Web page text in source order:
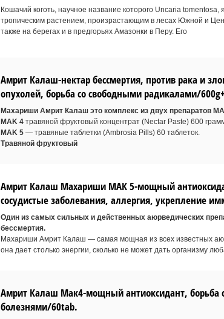
Кошачий коготь, научное название которого Uncaria tomentosa,
тропическим растением, произрастающим в лесах Южной и
также на берегах и в предгорьях Амазонки в Перу. Его
Амрит Калаш-нектар бессмертия, против рака и
опухолей, борьба со свободными радикалами/
Махариши Амрит Калаш это комплекс из двух препаратов
MAK 4 травяной фруктовый концентрат (Nectar Paste) 600
MAK 5 — травяные таблетки (Ambrosia Pills) 60 таблеток.
Травяной фруктовый
Амрит Калаш Махариши МАК 5-мощный
сосудистые заболевания, аллергия, укрепление
Один из самых сильных и действенных аюрведических
бессмертия.
Махариши Амрит Калаш — самая мощная из всех известных
она дает столько энергии, сколько не может дать организму
Амрит Калаш Мак4-мощный антиоксидант, борьба
болезнями/60tab.